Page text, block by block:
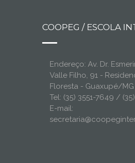
COOPEG / ESCOLA
Endereço: Av. Dr.
Valle Filho, 91 -
Floresta - Guaxupé/MG
Tel: (35) 3551-7649 /
E-mail: